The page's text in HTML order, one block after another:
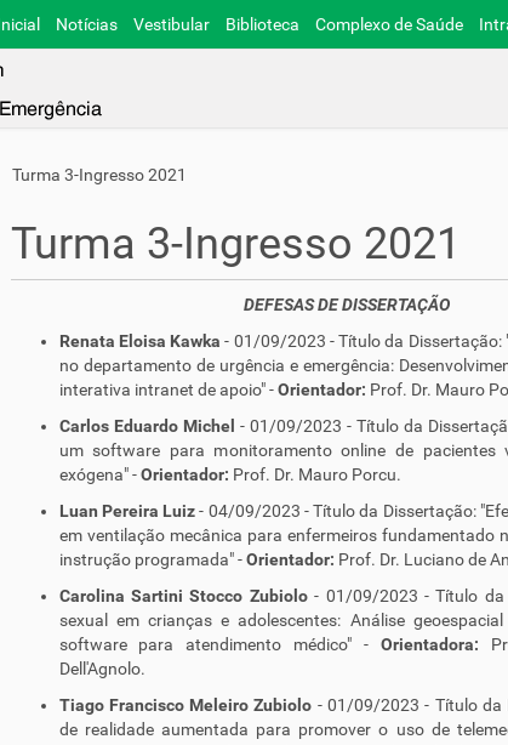
Notícias Vestibular Biblioteca Complexo de Saúde
Turma 3-Ingresso 2021
Turma 3-Ingresso 2021
DEFESAS DE DISSERTAÇÃO
Renata Eloisa Kawka - 01/09/2023 - Título da Dissertação:
no departamento de urgência e emergência:
interativa intranet de apoio" - Orientador: Prof. Dr. Mauro
Carlos Eduardo Michel - 01/09/2023 - Título da
um software para monitoramento online de pacientes
exógena" - Orientador: Prof. Dr. Mauro Porcu.
Luan Pereira Luiz - 04/09/2023 - Título da Dissertação:
em ventilação mecânica para enfermeiros fundamentado
instrução programada" - Orientador: Prof. Dr. Luciano de
Carolina Sartini Stocco Zubiolo - 01/09/2023 - Título da
sexual em crianças e adolescentes: Análise
software para atendimento médico" -
Orientadora:
Dell'Agnolo.
Tiago Francisco Meleiro Zubiolo - 01/09/2023 - Título da
de realidade aumentada para promover o uso de